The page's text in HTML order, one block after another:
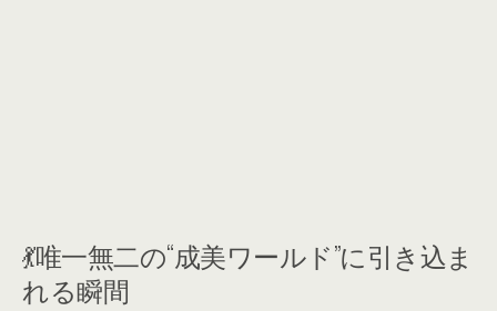
💃唯一無二の“成美ワールド”に引き込ま
れる瞬間